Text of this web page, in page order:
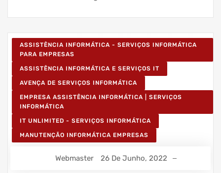
ASSISTÊNCIA INFORMÁTICA - SERVIÇOS INFORMÁTICA
PARA EMPRESAS
ASSISTÊNCIA INFORMÁTICA E SERVIÇOS IT
AVENÇA DE SERVIÇOS INFORMÁTICA
EMPRESA ASSISTÊNCIA INFORMÁTICA | SERVIÇOS
INFORMÁTICA
IT UNLIMITED - SERVIÇOS INFORMÁTICA
MANUTENÇÃO INFORMÁTICA EMPRESAS
Webmaster 26 De Junho, 2022